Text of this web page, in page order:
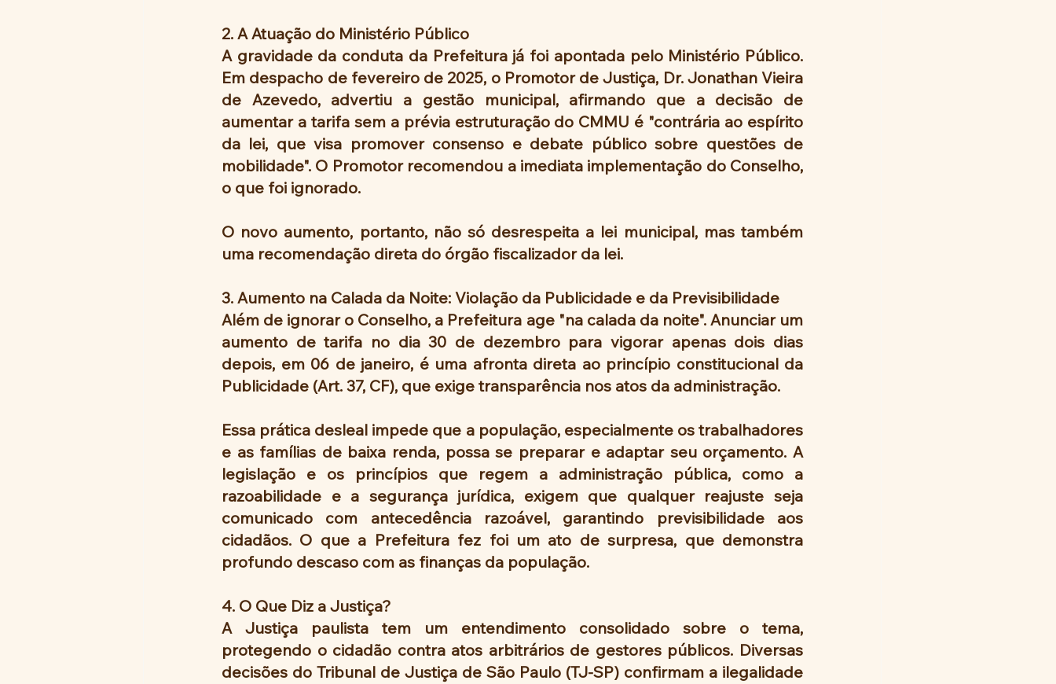
2. A Atuação do Ministério Público
A gravidade da conduta da Prefeitura já foi apontada pelo Ministério Público.
Em despacho de fevereiro de 2025, o Promotor de Justiça, Dr. Jonathan Vieira
de Azevedo, advertiu a gestão municipal, afirmando que a decisão de
aumentar a tarifa sem a prévia estruturação do CMMU é "contrária ao espírito
da lei, que visa promover consenso e debate público sobre questões de
mobilidade". O Promotor recomendou a imediata implementação do Conselho,
o que foi ignorado.
O novo aumento, portanto, não só desrespeita a lei municipal, mas também
uma recomendação direta do órgão fiscalizador da lei.
3. Aumento na Calada da Noite: Violação da Publicidade e da Previsibilidade
Além de ignorar o Conselho, a Prefeitura age "na calada da noite". Anunciar um
aumento de tarifa no dia 30 de dezembro para vigorar apenas dois dias
depois, em 06 de janeiro, é uma afronta direta ao princípio constitucional da
Publicidade (Art. 37, CF), que exige transparência nos atos da administração.
Essa prática desleal impede que a população, especialmente os trabalhadores
e as famílias de baixa renda, possa se preparar e adaptar seu orçamento. A
legislação e os princípios que regem a administração pública, como a
razoabilidade e a segurança jurídica, exigem que qualquer reajuste seja
comunicado com antecedência razoável, garantindo previsibilidade aos
cidadãos. O que a Prefeitura fez foi um ato de surpresa, que demonstra
profundo descaso com as finanças da população.
4. O Que Diz a Justiça?
A Justiça paulista tem um entendimento consolidado sobre o tema,
protegendo o cidadão contra atos arbitrários de gestores públicos. Diversas
decisões do Tribunal de Justiça de São Paulo (TJ-SP) confirmam a ilegalidade